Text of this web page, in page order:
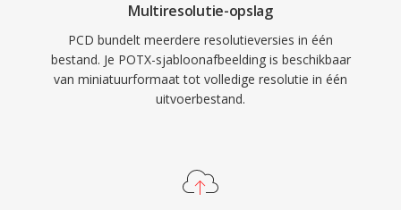
Multiresolutie-opslag
PCD bundelt meerdere resolutieversies in één
bestand. Je POTX-sjabloonafbeelding is beschikbaar
van miniatuurformaat tot volledige resolutie in één
uitvoerbestand.